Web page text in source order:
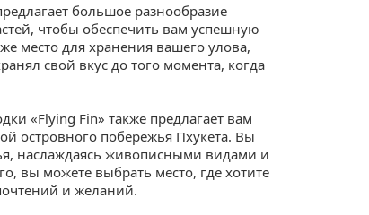
большое разнообразие
чтобы обеспечить вам успешную
место для хранения вашего улова,
свой вкус до того момента, когда
«Flying Fin» также предлагает вам
островного побережья Пхукета. Вы
наслаждаясь живописными видами и
вы можете выбрать место, где хотите
и желаний.